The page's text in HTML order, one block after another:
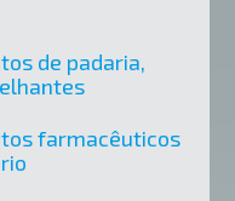
de padaria,
farmacêuticos